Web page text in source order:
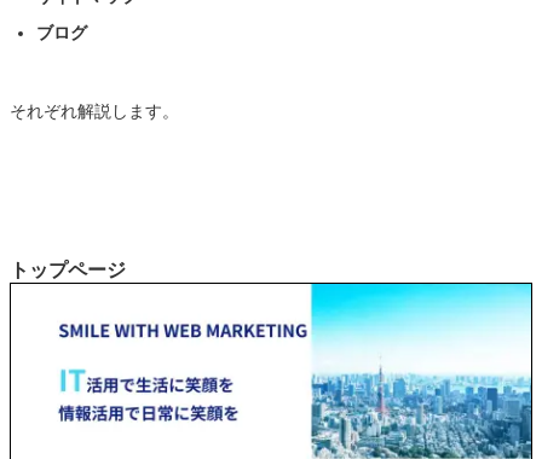
ブログ
それぞれ解説します。
トップページ